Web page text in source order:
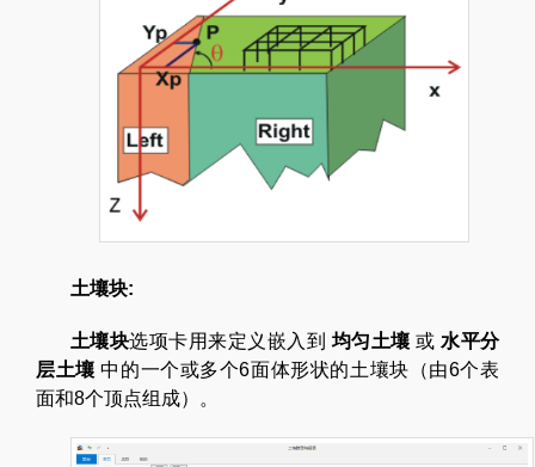
土壤块:
土壤块选项卡用来定义嵌入到 均匀土壤 或 水平分
层土壤 中的一个或多个6面体形状的土壤块（由6个表
面和8个顶点组成）。